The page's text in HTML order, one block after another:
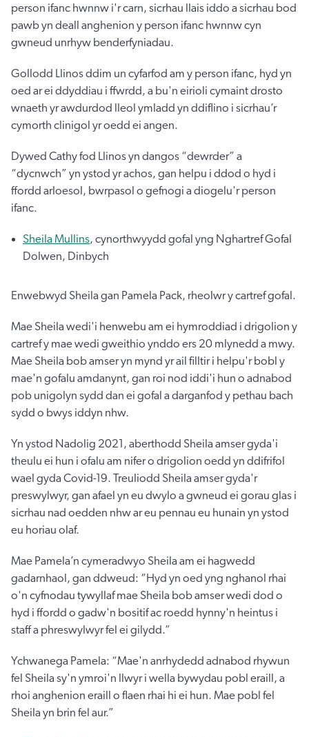
person ifanc hwnnw i'r carn, sicrhau llais iddo a sicrhau bod
pawb yn deall anghenion y person ifanc hwnnw cyn
gwneud unrhyw benderfyniadau.
Gollodd Llinos ddim un cyfarfod am y person ifanc, hyd yn
oed ar ei ddyddiau i ffwrdd, a bu'n eirioli cymaint drosto
wnaeth yr awdurdod lleol ymladd yn ddiflino i sicrhau’r
cymorth clinigol yr oedd ei angen.
Dywed Cathy fod Llinos yn dangos “dewrder” a
“dycnwch” yn ystod yr achos, gan helpu i ddod o hyd i
ffordd arloesol, bwrpasol o gefnogi a diogelu'r person
ifanc.
Sheila Mullins, cynorthwyydd gofal yng Nghartref Gofal
Dolwen, Dinbych
Enwebwyd Sheila gan Pamela Pack, rheolwr y cartref gofal.
Mae Sheila wedi'i henwebu am ei hymroddiad i drigolion y
cartref y mae wedi gweithio ynddo ers 20 mlynedd a mwy.
Mae Sheila bob amser yn mynd yr ail filltir i helpu'r bobl y
mae'n gofalu amdanynt, gan roi nod iddi'i hun o adnabod
pob unigolyn sydd dan ei gofal a darganfod y pethau bach
sydd o bwys iddyn nhw.
Yn ystod Nadolig 2021, aberthodd Sheila amser gyda'i
theulu ei hun i ofalu am nifer o drigolion oedd yn ddifrifol
wael gyda Covid-19. Treuliodd Sheila amser gyda'r
preswylwyr, gan afael yn eu dwylo a gwneud ei gorau glas i
sicrhau nad oedden nhw ar eu pennau eu hunain yn ystod
eu horiau olaf.
Mae Pamela’n cymeradwyo Sheila am ei hagwedd
gadarnhaol, gan ddweud: “Hyd yn oed yng nghanol rhai
o'n cyfnodau tywyllaf mae Sheila bob amser wedi dod o
hyd i ffordd o gadw'n bositif ac roedd hynny'n heintus i
staff a phreswylwyr fel ei gilydd.”
Ychwanega Pamela: “Mae'n anrhydedd adnabod rhywun
fel Sheila sy'n ymroi'n llwyr i wella bywydau pobl eraill, a
rhoi anghenion eraill o flaen rhai hi ei hun. Mae pobl fel
Sheila yn brin fel aur.”